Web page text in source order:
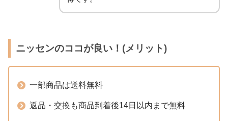
ニッセンのココが良い！(メリット)
一部商品は送料無料
返品・交換も商品到着後14日以内まで無料